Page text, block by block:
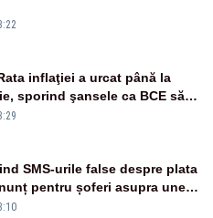
inflaţiei a urcat până la
sporind şansele ca BCE să
SMS-urile false despre plata
pentru șoferi asupra unei
de fraudă online